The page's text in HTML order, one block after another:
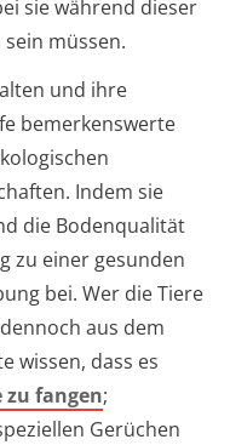
sie während dieser
müssen.
und ihre
bemerkenswerte
Indem sie
die Bodenqualität
zu einer gesunden
bei. Wer die Tiere
aus dem
wissen, dass es
fangen;
Gerüchen